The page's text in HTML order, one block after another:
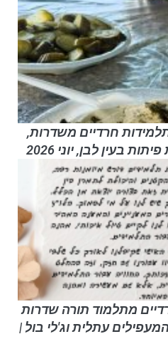
חרדיים משדרות,
בעין לבן, יוני 2026
מתלמוד תורה שדרות
עתלית וג'לי בול |